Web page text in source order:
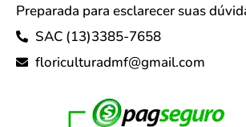
Preparada para esclarecer suas
SAC (13)3385-7658
floriculturadmf@gmail.com